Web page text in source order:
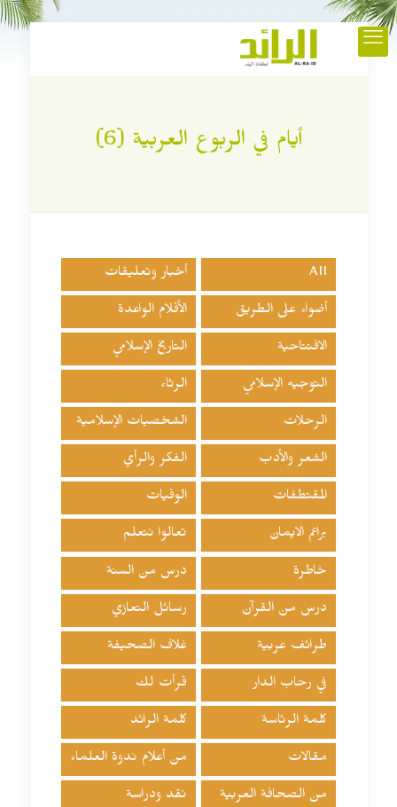
أيام في الربوع العربية (6)
All أخبار وتعليقات
أضواء على الطريق الأقلام الواعدة
الافتتاحية التاريخ الإسلامي
التوجيه الإسلامي الرثاء
الرحلات الشخصيات الإسلامية
الشعر والأدب الفكر والرأي
المقتطفات الوفيات
براعم الايمان تعالوا نتعلم
خاطرة درس من السنة
درس من القرآن رسائل التعازي
طرائف عربية غلاف الصحيفة
في رحاب الدار قرأت لك
كلمة الرئاسة كلمة الرائد
مقالات من أعلام ندوة العلماء
من الصحافة العربية نقد ودراسة